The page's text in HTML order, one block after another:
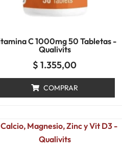
C 1000mg 50 Tabletas -
Qualivits
$ 1.355,00
COMPRAR